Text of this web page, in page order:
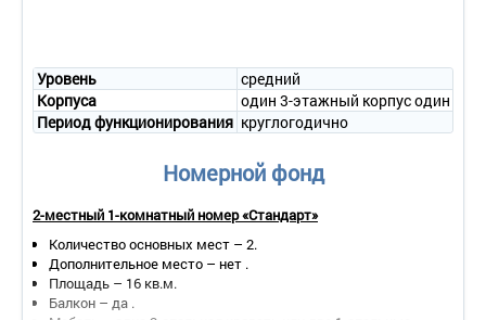
Уровень
средний
Корпуса
один 3-этажный корпус один 4-
Период функционирования круглогодично
Номерной фонд
2-местный 1-комнатный номер «Стандарт»
Количество основных мест – 2.
Дополнительное место – нет .
Площадь – 16 кв.м.
Балкон – да .